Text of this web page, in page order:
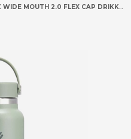
32 OZ WIDE MOUTH 2.0 FLEX CAP DRIKKEFLASKE 946 ML